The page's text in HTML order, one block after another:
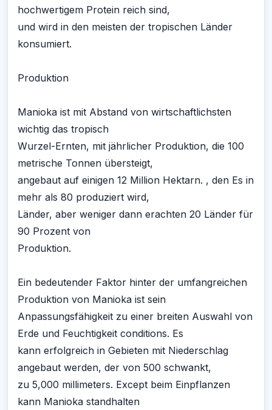
hochwertigem Protein reich sind,
und wird in den meisten der tropischen Länder
konsumiert.
Produktion
Manioka ist mit Abstand von wirtschaftlichsten
wichtig das tropisch
Wurzel-Ernten, mit jährlicher Produktion, die 100
metrische Tonnen übersteigt,
angebaut auf einigen 12 Million Hektarn. , den Es in
mehr als 80 produziert wird,
Länder, aber weniger dann erachten 20 Länder für
90 Prozent von
Produktion.
Ein bedeutender Faktor hinter der umfangreichen
Produktion von Manioka ist sein
Anpassungsfähigkeit zu einer breiten Auswahl von
Erde und Feuchtigkeit conditions. Es
kann erfolgreich in Gebieten mit Niederschlag
angebaut werden, der von 500 schwankt,
zu 5,000 millimeters. Except beim Einpflanzen
kann Manioka standhalten